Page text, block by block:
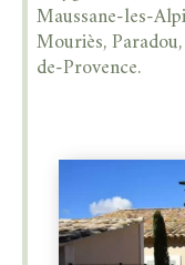
Maussane-les-
Mouriès,
de-Provence.